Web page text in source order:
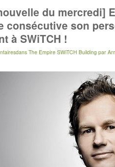
du mercredi]
consécutive son
à SWiTCH !
dans The Empire SWiTCH Building par